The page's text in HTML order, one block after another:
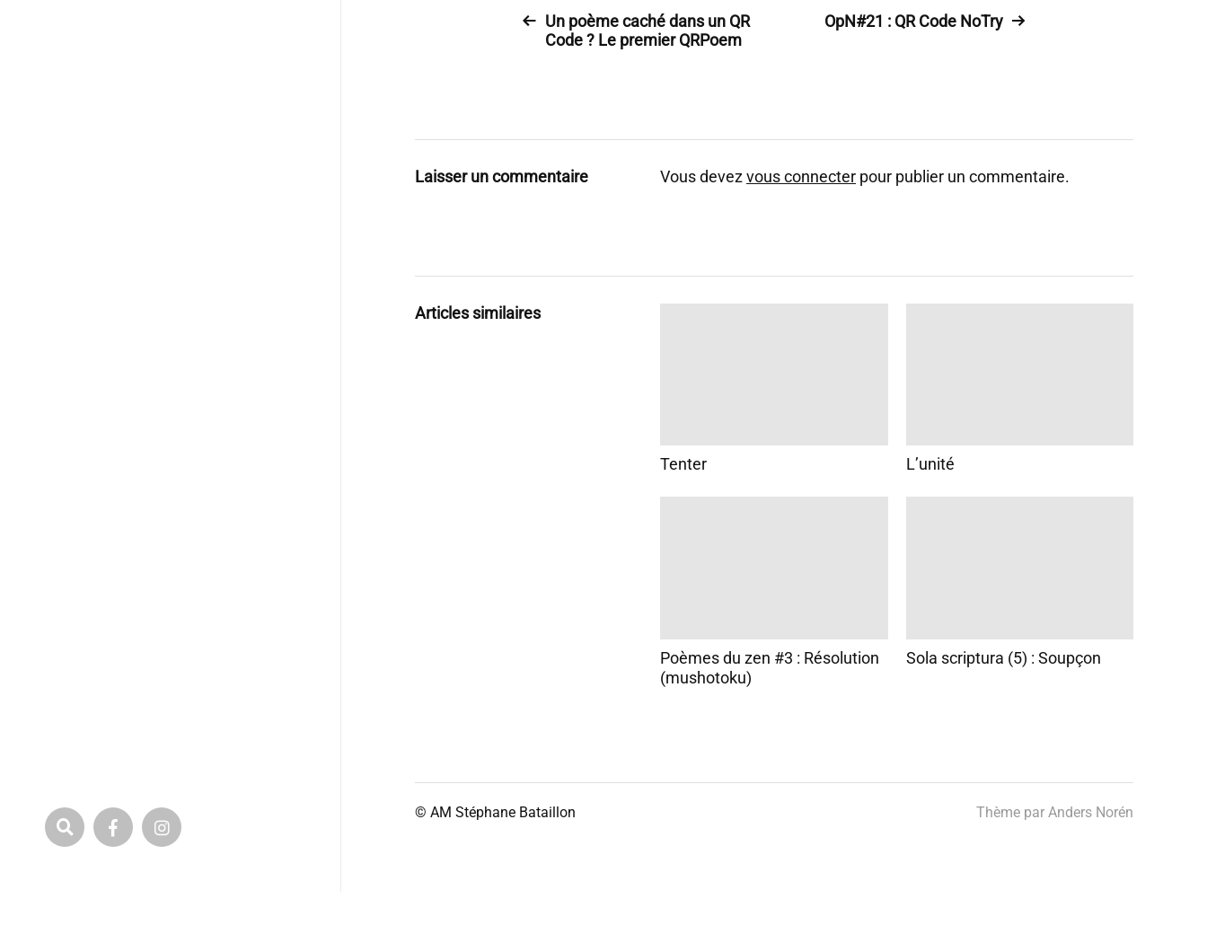
Un poème caché dans un QR
Code ? Le premier QRPoem
OpN#21 : QR Code NoTry
Laisser un commentaire Vous devezvous connecter pour publier un commentaire.
Articles similaires
Tenter L’unité
Poèmes du zen #3 : Résolution
(mushotoku)
Sola scriptura (5) : Soupçon
© AM Stéphane Bataillon Thème par Anders Norén